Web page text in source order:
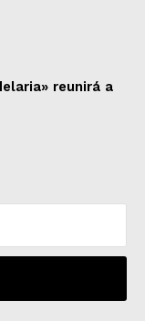
reunirá a